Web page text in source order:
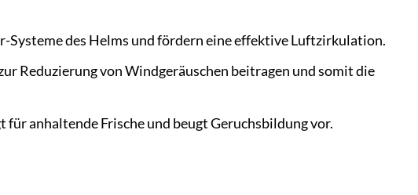
des Helms und fördern eine effektive Luftzirkulation.
Reduzierung von Windgeräuschen beitragen und somit die
anhaltende Frische und beugt Geruchsbildung vor.